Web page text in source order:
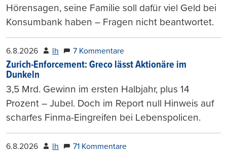
Hörensagen, seine Familie soll dafür viel Geld bei
Konsumbank haben – Fragen nicht beantwortet.
6.8.2026 lh 7 Kommentare
Zurich-Enforcement: Greco lässt Aktionäre im
Dunkeln
3,5 Mrd. Gewinn im ersten Halbjahr, plus 14
Prozent – Jubel. Doch im Report null Hinweis auf
scharfes Finma-Eingreifen bei Lebenspolicen.
6.8.2026 lh 71 Kommentare